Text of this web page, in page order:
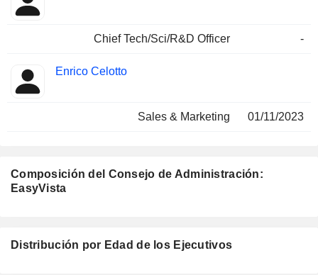
Chief Tech/Sci/R&D Officer -
Enrico Celotto
Sales & Marketing 01/11/2023
Composición del Consejo de Administración:
EasyVista
Distribución por Edad de los Ejecutivos